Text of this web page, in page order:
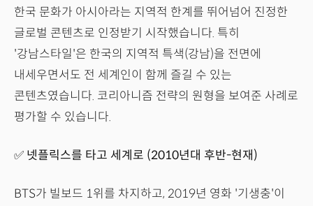
한국 문화가 아시아라는 지역적 한계를 뛰어넘어 진정한
글로벌 콘텐츠로 인정받기 시작했습니다. 특히
'강남스타일'은 한국의 지역적 특색(강남)을 전면에
내세우면서도 전 세계인이 함께 즐길 수 있는
콘텐츠였습니다. 코리아니즘 전략의 원형을 보여준 사례로
평가할 수 있습니다.
✅ 넷플릭스를 타고 세계로 (2010년대 후반-현재)
BTS가 빌보드 1위를 차지하고, 2019년 영화 '기생충'이